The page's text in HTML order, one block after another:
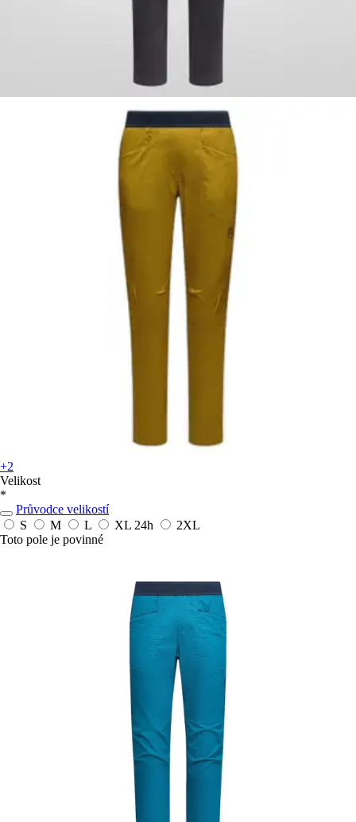
+2
Velikost
*
Průvodce velikostí
S
M L XL 24h
2XL
Toto pole je povinné